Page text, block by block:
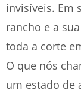
invisíveis. Em
rancho e a
toda a corte
O que nós
um estado de